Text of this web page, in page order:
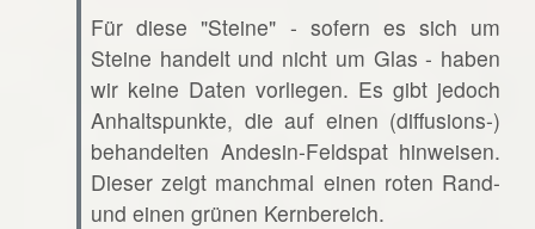
Für diese "Steine" - sofern es sich um
Steine handelt und nicht um Glas - haben
wir keine Daten vorliegen. Es gibt jedoch
Anhaltspunkte, die auf einen (diffusions-)
behandelten Andesin-Feldspat hinweisen.
Dieser zeigt manchmal einen roten Rand-
und einen grünen Kernbereich.